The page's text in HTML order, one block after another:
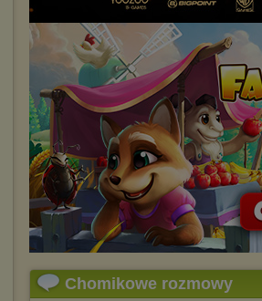
Chomikowe rozmowy